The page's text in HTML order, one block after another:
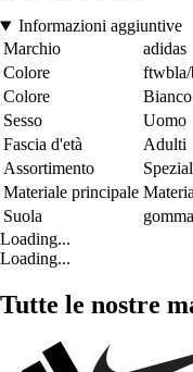
Informazioni aggiuntive
Marchio
adidas
Colore
ftwbla/
Colore
Bianco
Sesso
Uomo
Fascia d'età
Adulti
Assortimento
Spezial
Materiale principale
Suola
Loading...
Loading...
Tutte le nostre